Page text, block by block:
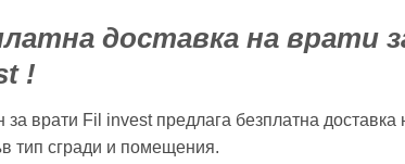
доставка на врати
!
за врати Fil invest предлага безплатна
тип сгради и помещения.